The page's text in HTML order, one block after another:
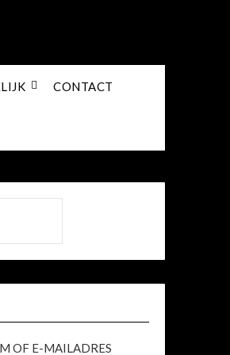
CONTACT
OF E-MAILADRES